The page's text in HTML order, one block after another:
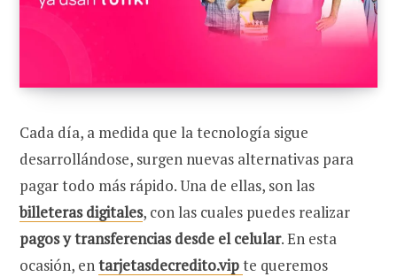
Cada día, a medida que la tecnología sigue
desarrollándose, surgen nuevas alternativas para
pagar todo más rápido.Una de ellas, son las
billeteras digitales, con las cuales puedes realizar
pagos y transferencias desde el celular. En esta
ocasión, entarjetasdecredito.vipte queremos